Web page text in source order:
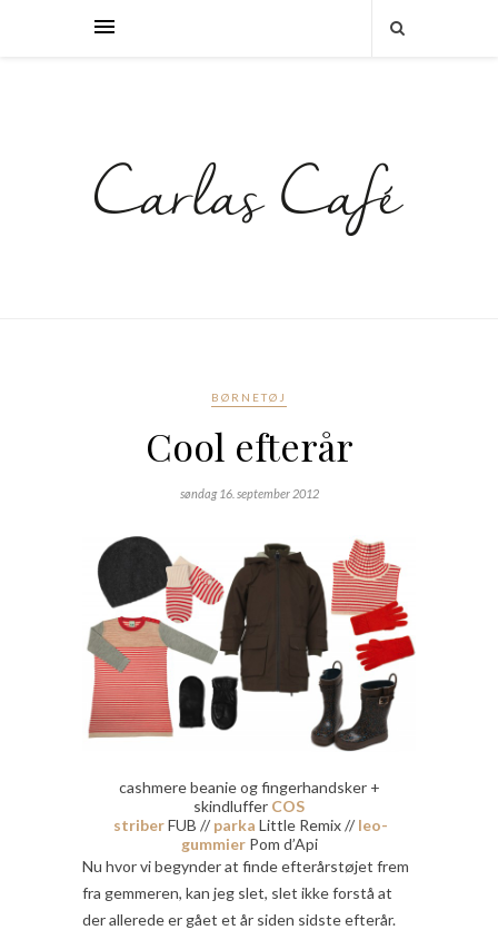
BØRNETØJ
Cool efterår
søndag 16. september 2012
cashmere beanie og fingerhandsker +
skindluffer COS
striberFUB // parka Little Remix // leo-
gummierPom d’Api
Nu hvor vi begynder at finde efterårstøjet frem
fra gemmeren, kan jeg slet, slet ikke forstå at
der allerede er gået et år siden sidste efterår.